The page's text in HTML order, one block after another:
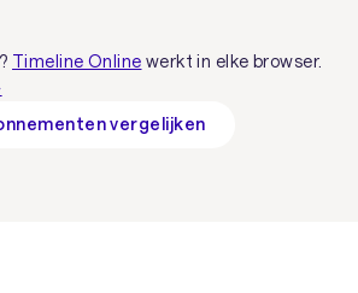
Timeline Online werkt in elke browser.
vergelijken